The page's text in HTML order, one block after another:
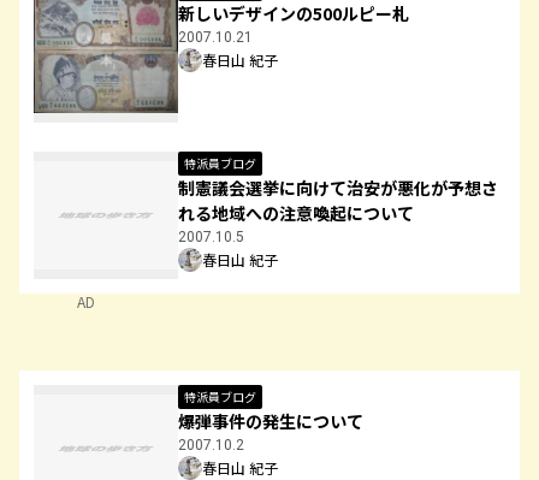
新しいデザインの500ルピー札
2007.10.21
春日山 紀子
特派員ブログ
制憲議会選挙に向けて治安が悪化が予想さ
れる地域への注意喚起について
2007.10.5
春日山 紀子
AD
特派員ブログ
爆弾事件の発生について
2007.10.2
春日山 紀子